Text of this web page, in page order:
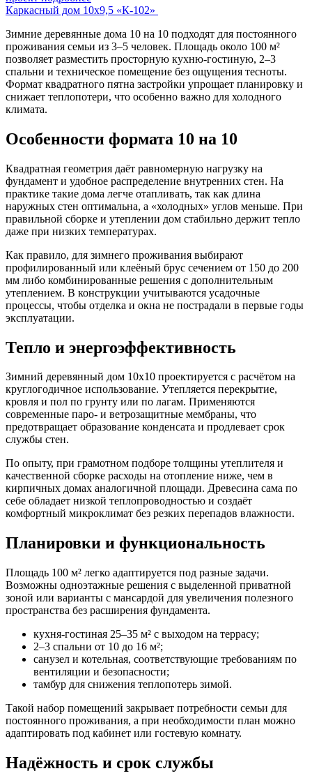
Каркасный дом 10х9,5 «К-102»
Зимние деревянные дома 10 на 10 подходят для постоянного
проживания семьи из 3–5 человек. Площадь около 100 м²
позволяет разместить просторную кухню-гостиную, 2–3
спальни и техническое помещение без ощущения тесноты.
Формат квадратного пятна застройки упрощает планировку и
снижает теплопотери, что особенно важно для холодного
климата.
Особенности формата 10 на 10
Квадратная геометрия даёт равномерную нагрузку на
фундамент и удобное распределение внутренних стен. На
практике такие дома легче отапливать, так как длина
наружных стен оптимальна, а «холодных» углов меньше. При
правильной сборке и утеплении дом стабильно держит тепло
даже при низких температурах.
Как правило, для зимнего проживания выбирают
профилированный или клеёный брус сечением от 150 до 200
мм либо комбинированные решения с дополнительным
утеплением. В конструкции учитываются усадочные
процессы, чтобы отделка и окна не пострадали в первые годы
эксплуатации.
Тепло и энергоэффективность
Зимний деревянный дом 10х10 проектируется с расчётом на
круглогодичное использование. Утепляется перекрытие,
кровля и пол по грунту или по лагам. Применяются
современные паро- и ветрозащитные мембраны, что
предотвращает образование конденсата и продлевает срок
службы стен.
По опыту, при грамотном подборе толщины утеплителя и
качественной сборке расходы на отопление ниже, чем в
кирпичных домах аналогичной площади. Древесина сама по
себе обладает низкой теплопроводностью и создаёт
комфортный микроклимат без резких перепадов влажности.
Планировки и функциональность
Площадь 100 м² легко адаптируется под разные задачи.
Возможны одноэтажные решения с выделенной приватной
зоной или варианты с мансардой для увеличения полезного
пространства без расширения фундамента.
кухня-гостиная 25–35 м² с выходом на террасу;
2–3 спальни от 10 до 16 м²;
санузел и котельная, соответствующие требованиям по
вентиляции и безопасности;
тамбур для снижения теплопотерь зимой.
Такой набор помещений закрывает потребности семьи для
постоянного проживания, а при необходимости план можно
адаптировать под кабинет или гостевую комнату.
Надёжность и срок службы